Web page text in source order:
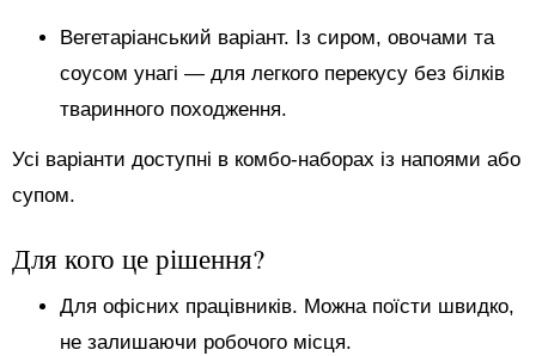
Вегетаріанський варіант. Із сиром, овочами та
соусом унагі — для легкого перекусу без білків
тваринного походження.
Усі варіанти доступні в комбо-наборах із напоями або
супом.
Для кого це рішення?
Для офісних працівників. Можна поїсти швидко,
не залишаючи робочого місця.